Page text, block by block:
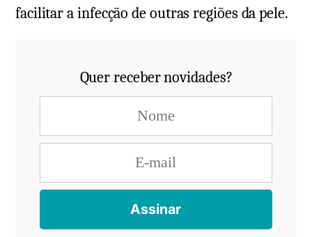
facilitar a infecção de outras regiões da pele.
Quer receber novidades?